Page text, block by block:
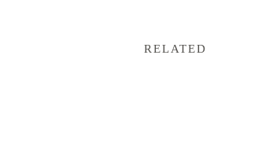
RELATED